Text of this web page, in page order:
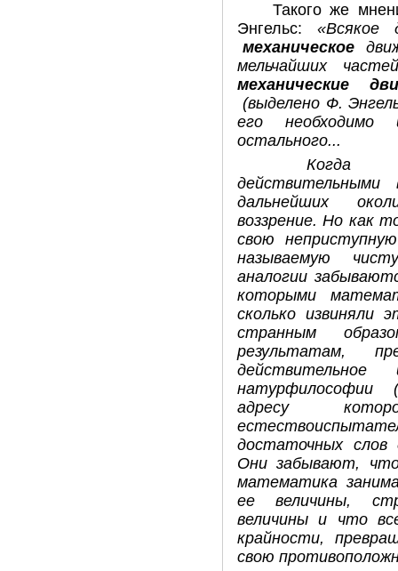
Такого же
Энгельс: «Всякое
механическое
мельчайших
механические
(выделено Ф.
его необходимо
остального...
Когда
дальнейших
воззрение. Но как
свою
называемую
аналогии
которыми
сколько извиняли
странным
результатам,
натурфилософии
адресу
достаточных слов
Они забывают,
математика
ее величины,
величины и что
крайности,
свою